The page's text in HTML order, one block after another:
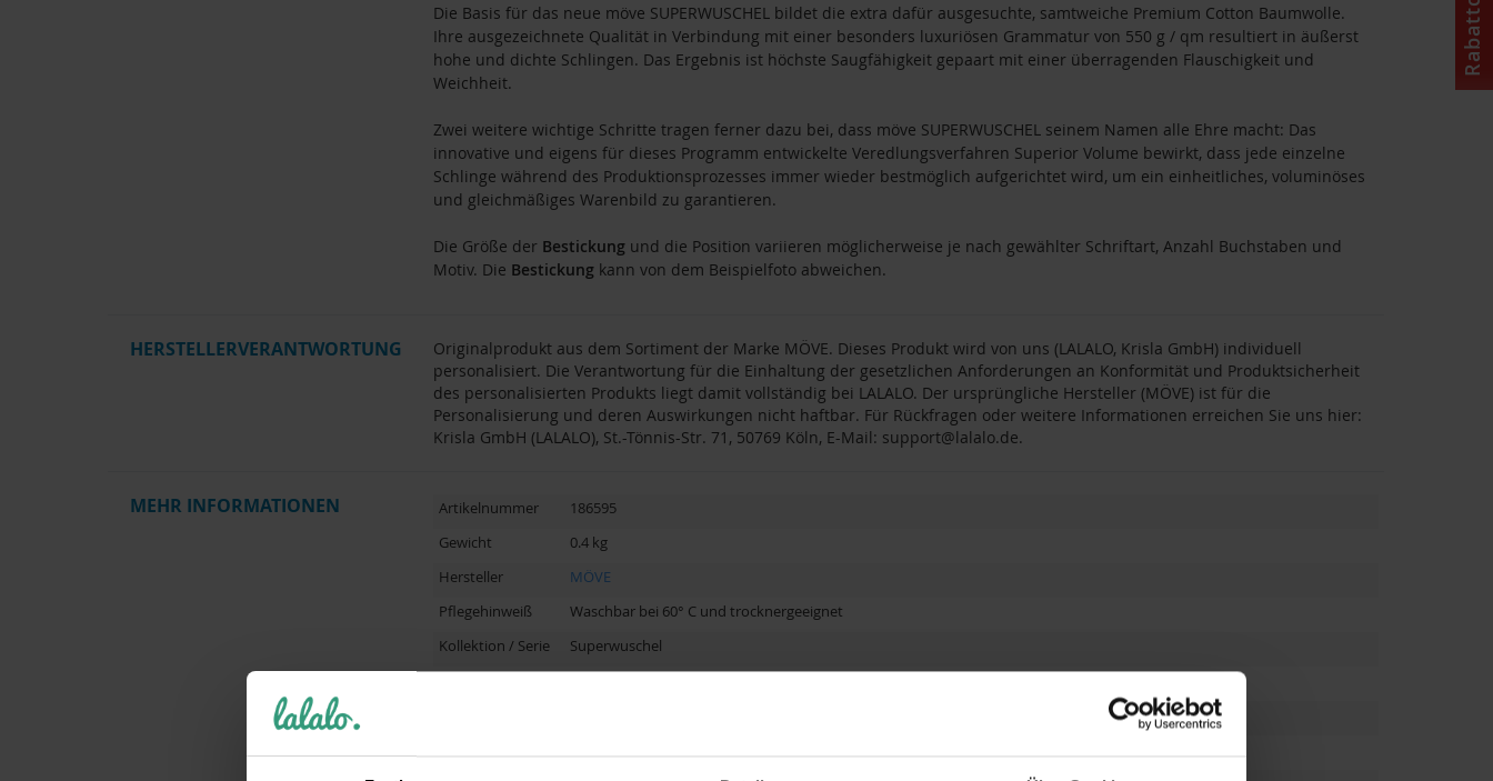
Die Basis für das neue möve SUPERWUSCHEL bildet die extra dafür ausgesuchte, samtweiche Premium Cotton Baumwolle.
Ihre ausgezeichnete Qualität in Verbindung mit einer besonders luxuriösen Grammatur von 550 g / qm resultiert in äußerst
hohe und dichte Schlingen. Das Ergebnis ist höchste Saugfähigkeit gepaart mit einer überragenden Flauschigkeit und
Weichheit.
Zwei weitere wichtige Schritte tragen ferner dazu bei, dass möve SUPERWUSCHEL seinem Namen alle Ehre macht: Das
innovative und eigens für dieses Programm entwickelte Veredlungsverfahren Superior Volume bewirkt, dass jede einzelne
Schlinge während des Produktionsprozesses immer wieder bestmöglich aufgerichtet wird, um ein einheitliches, voluminöses
und gleichmäßiges Warenbild zu garantieren.
Die Größe der Bestickungund die Position variieren möglicherweise je nach gewählter Schriftart, Anzahl Buchstaben und
Motiv. Die Bestickungkann von dem Beispielfoto abweichen.
HERSTELLERVERANTWORTUNG
Originalprodukt aus dem Sortiment der Marke MÖVE. Dieses Produkt wird von uns (LALALO, Krisla GmbH) individuell
personalisiert. Die Verantwortung für die Einhaltung der gesetzlichen Anforderungen an Konformität und Produktsicherheit
des personalisierten Produkts liegt damit vollständig bei LALALO. Der ursprüngliche Hersteller (MÖVE) ist für die
Personalisierung und deren Auswirkungen nicht haftbar. Für Rückfragen oder weitere Informationen erreichen Sie uns hier:
Krisla GmbH (LALALO), St.-Tönnis-Str. 71, 50769 Köln, E-Mail: support@lalalo.de.
MEHR INFORMATIONEN Artikelnummer
186595
Gewicht
0.4 kg
Hersteller
MÖVE
Pflegehinweiß
Waschbar bei 60° C und trocknergeeignet
Kollektion / Serie
Superwuschel